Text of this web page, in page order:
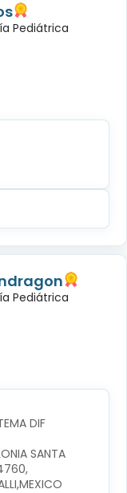
Pediátrica
Pediátrica
DIF
SANTA